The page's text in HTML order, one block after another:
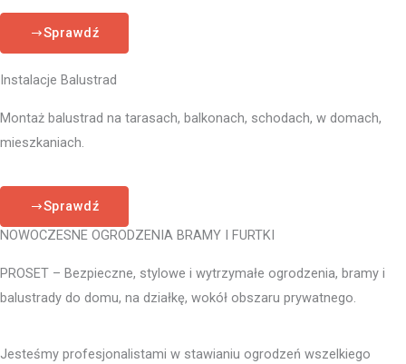
Sprawdź
Instalacje Balustrad
Montaż balustrad na tarasach, balkonach, schodach, w domach,
mieszkaniach.
Sprawdź
NOWOCZESNE OGRODZENIA BRAMY I FURTKI
PROSET – Bezpieczne, stylowe i wytrzymałe ogrodzenia, bramy i
balustrady do domu, na działkę, wokół obszaru prywatnego.
Jesteśmy profesjonalistami w stawianiu ogrodzeń wszelkiego